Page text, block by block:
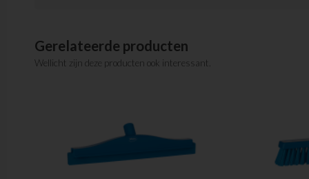
Gerelateerde producten
Wellicht zijn deze producten ook interessant.